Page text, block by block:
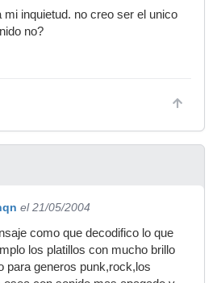
mi inquietud. no creo ser el unico
no?
el 21/05/2004
como que decodifico lo que
los platillos con mucho brillo
para generos punk,rock,los